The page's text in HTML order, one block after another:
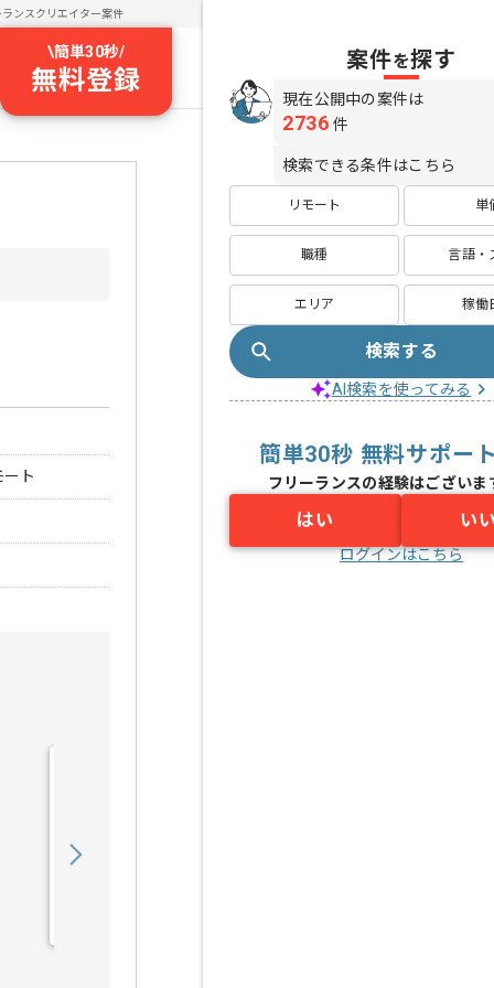
ランスクリエイター案件
\簡単30秒/
無料登録
ト
案件を探す
現在公開中の案件は
2736 件
検索できる条件はこちら
リモート 単
職種 言語・
エリア 稼働
検索する
AI検索を使ってみる
簡単30秒 無料サポー
フリーランスの経験はございま
はい い
ログインはこちら